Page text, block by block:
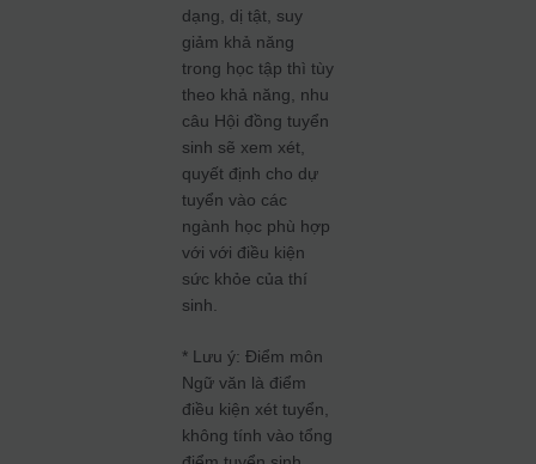
dạng, dị tật, suy
giảm khả năng
trong học tập thì tùy
theo khả năng, nhu
câu Hội đồng tuyển
sinh sẽ xem xét,
quyết định cho dự
tuyển vào các
ngành học phù hợp
với với điều kiện
sức khỏe của thí
sinh.
* Lưu ý: Điểm môn
Ngữ văn là điểm
điều kiện xét tuyển,
không tính vào tổng